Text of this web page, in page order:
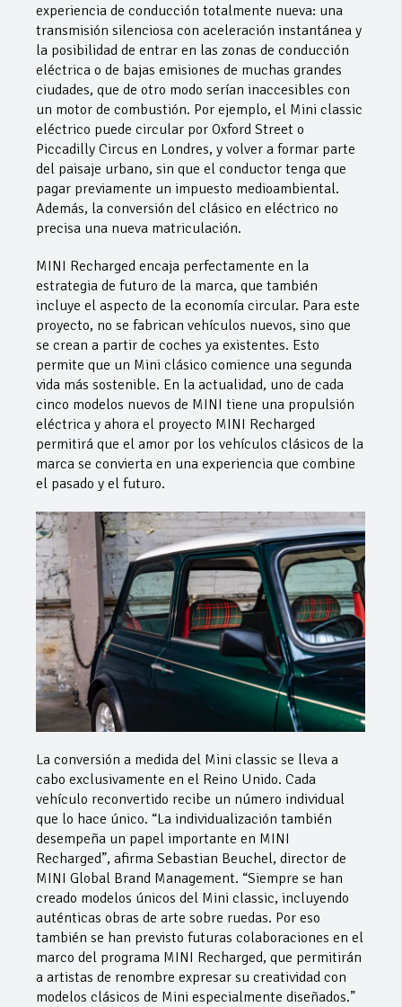
experiencia de conducción totalmente nueva: una
transmisión silenciosa con aceleración instantánea y
la posibilidad de entrar en las zonas de conducción
eléctrica o de bajas emisiones de muchas grandes
ciudades, que de otro modo serían inaccesibles con
un motor de combustión. Por ejemplo, el Mini classic
eléctrico puede circular por Oxford Street o
Piccadilly Circus en Londres, y volver a formar parte
del paisaje urbano, sin que el conductor tenga que
pagar previamente un impuesto medioambiental.
Además, la conversión del clásico en eléctrico no
precisa una nueva matriculación.
MINI Recharged encaja perfectamente en la
estrategia de futuro de la marca, que también
incluye el aspecto de la economía circular. Para este
proyecto, no se fabrican vehículos nuevos, sino que
se crean a partir de coches ya existentes. Esto
permite que un Mini clásico comience una segunda
vida más sostenible. En la actualidad, uno de cada
cinco modelos nuevos de MINI tiene una propulsión
eléctrica y ahora el proyecto MINI Recharged
permitirá que el amor por los vehículos clásicos de la
marca se convierta en una experiencia que combine
el pasado y el futuro.
La conversión a medida del Mini classic se lleva a
cabo exclusivamente en el Reino Unido. Cada
vehículo reconvertido recibe un número individual
que lo hace único. “La individualización también
desempeña un papel importante en MINI
Recharged”, afirma Sebastian Beuchel, director de
MINI Global Brand Management. “Siempre se han
creado modelos únicos del Mini classic, incluyendo
auténticas obras de arte sobre ruedas. Por eso
también se han previsto futuras colaboraciones en el
marco del programa MINI Recharged, que permitirán
a artistas de renombre expresar su creatividad con
modelos clásicos de Mini especialmente diseñados.”